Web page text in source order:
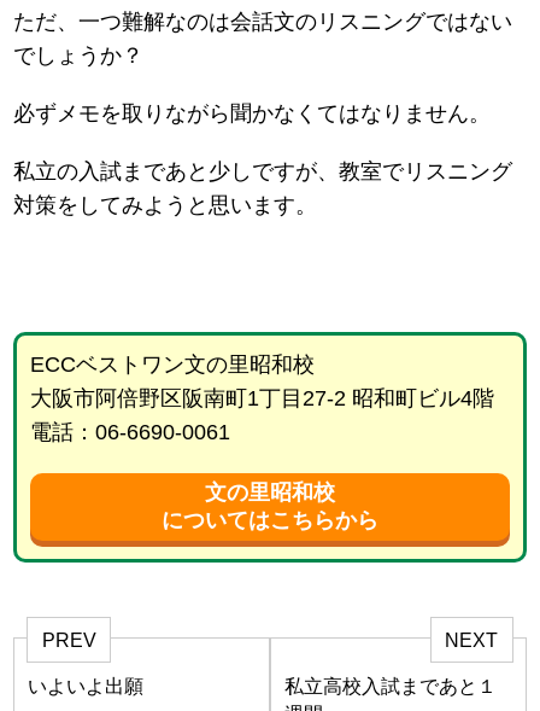
ただ、一つ難解なのは会話文のリスニングではない
でしょうか？
必ずメモを取りながら聞かなくてはなりません。
私立の入試まであと少しですが、教室でリスニング
対策をしてみようと思います。
ECCベストワン文の里昭和校
大阪市阿倍野区阪南町1丁目27-2 昭和町ビル4階
電話：06-6690-0061
文の里昭和校
についてはこちらから
PREV
いよいよ出願
NEXT
私立高校入試まであと１